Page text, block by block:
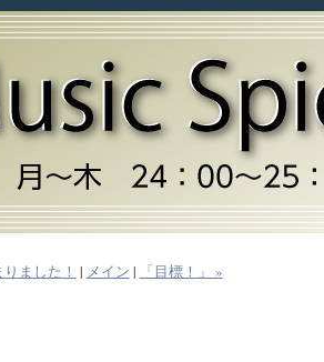
ました！ | メイン | 「目標！」 »